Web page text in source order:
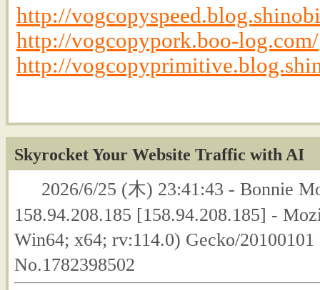
http://
http://vogcopypork.boo-log.com/
http://
Skyrocket Your Website Traffic with AI
2026/6/25 (木) 23:41:43 - Bonnie
158.94.208.185 [158.94.208.185] -
Win64; x64; rv:114.0) Gecko/
No.1782398502